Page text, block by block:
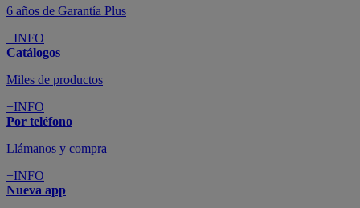
6 años de Garantía Plus
+INFO
Catálogos
Miles de productos
+INFO
Por teléfono
Llámanos y compra
+INFO
Nueva app